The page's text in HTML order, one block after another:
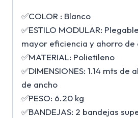
✅COLOR : Blanco
✅ESTILO MODULAR:
mayor eficiencia y ahorro de
✅MATERIAL: Polietileno
✅DIMENSIONES: 1.14 mts de
de ancho
✅PESO: 6.20 kg
✅BANDEJAS: 2 bandejas